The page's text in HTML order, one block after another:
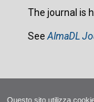
Questo sito utilizza
The journal is
See AlmaDL